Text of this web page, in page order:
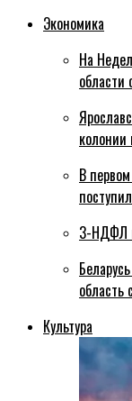
Экономика
На
области
колонии
В
3-НДФЛ
Культура